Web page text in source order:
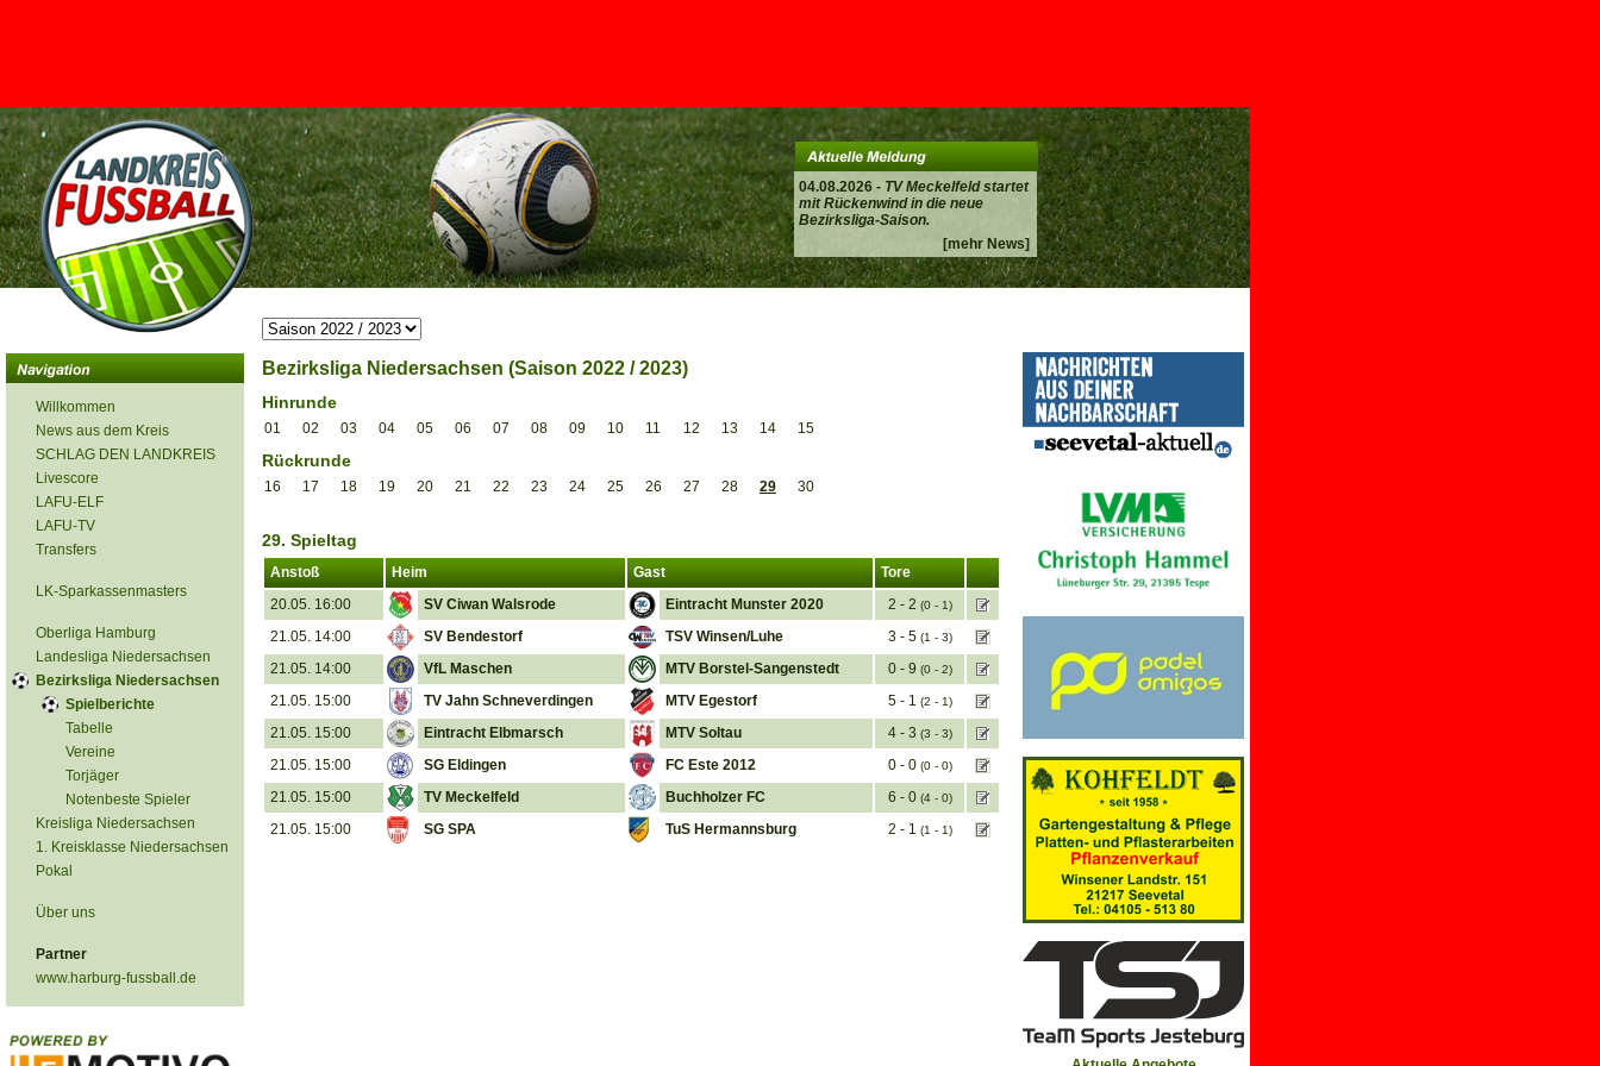
04.08.2026 - TV Meckelfeld startet
mit Rückenwind in die neue
Bezirksliga-Saison.
[mehr News]
<
Willkommen
News aus dem Kreis
SCHLAG DEN LANDKREIS
Livescore
LAFU-ELF
LAFU-TV
Transfers
LK-Sparkassenmasters
Oberliga Hamburg
Landesliga Niedersachsen
Bezirksliga Niedersachsen
Spielberichte
Tabelle
Vereine
Torjäger
Notenbeste Spieler
Kreisliga Niedersachsen
1. Kreisklasse Niedersachsen
Pokal
Über uns
Partner
www.harburg-fussball.de
Bezirksliga Niedersachsen (Saison 2022 / 2023)
Hinrunde
01 02 03 04 05 06 07 08 09 10 11 12 13 14 15
Rückrunde
16 17 18 19 20 21 22 23 24 25 26 27 28 29 30
29. Spieltag
Anstoß Heim Gast
Tore
20.05. 16:00
SV Ciwan Walsrode Eintracht Munster 2020 2 - 2 (0 - 1)
21.05. 14:00 SV Bendestorf TSV Winsen/Luhe 3 - 5 (1 - 3)
21.05. 14:00 VfL Maschen MTV Borstel-Sangenstedt 0 - 9 (0 - 2)
21.05. 15:00 TV Jahn Schneverdingen MTV Egestorf 5 - 1 (2 - 1)
21.05. 15:00 Eintracht Elbmarsch MTV Soltau 4 - 3 (3 - 3)
21.05. 15:00 SG Eldingen FC Este 2012 0 - 0 (0 - 0)
21.05. 15:00 TV Meckelfeld Buchholzer FC 6 - 0 (4 - 0)
21.05. 15:00 SG SPA TuS Hermannsburg 2 - 1 (1 - 1)